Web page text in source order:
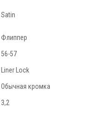
Satin
Флиппер
56-57
Liner Lock
Обычная кромка
3,2